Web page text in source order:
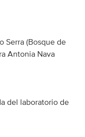
Serra (Bosque de
Antonia Nava
del laboratorio de